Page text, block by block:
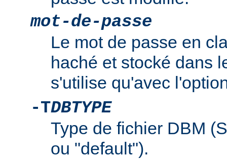
mot-de-passe
Le mot de passe en
haché et stocké dans
s'utilise qu'avec
-TDBTYPE
Type de fichier DBM
ou "default").